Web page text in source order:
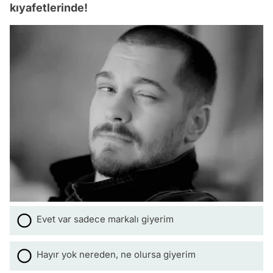
kıyafetlerinde!
Evet var sadece markalı giyerim
Hayır yok nereden, ne olursa giyerim